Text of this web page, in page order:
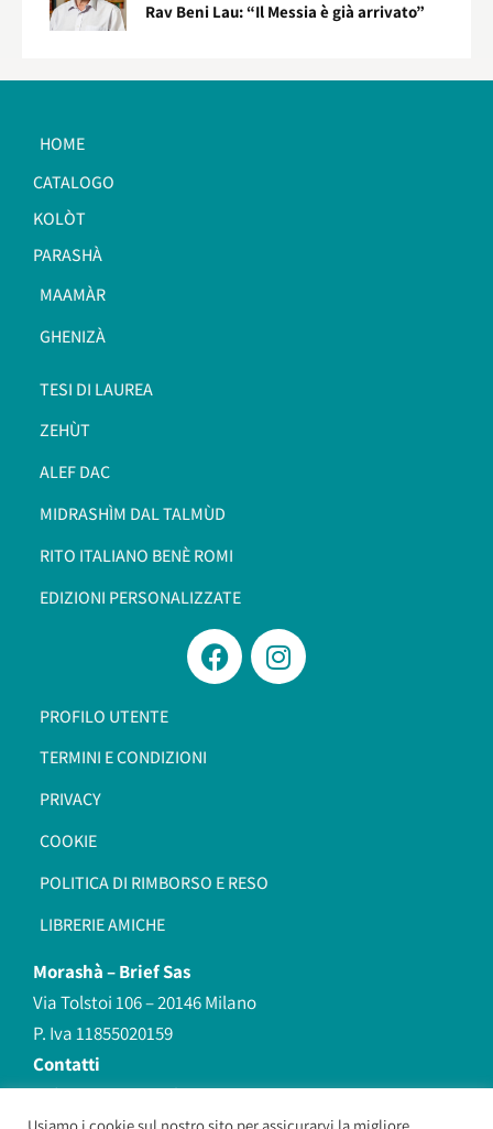
Rav Beni Lau: “Il Messia è già arrivato”
HOME
CATALOGO
KOLÒT
PARASHÀ
MAAMÀR
GHENIZÀ
TESI DI LAUREA
ZEHÙT
ALEF DAC
MIDRASHÌM DAL TALMÙD
RITO ITALIANO BENÈ ROMI​
EDIZIONI PERSONALIZZATE
PROFILO UTENTE
TERMINI E CONDIZIONI
PRIVACY
COOKIE
POLITICA DI RIMBORSO E RESO
LIBRERIE AMICHE
Morashà –Brief Sas
Via Tolstoi 106 – 20146 Milano
P. Iva 11855020159
Contatti
redazione@morasha.it